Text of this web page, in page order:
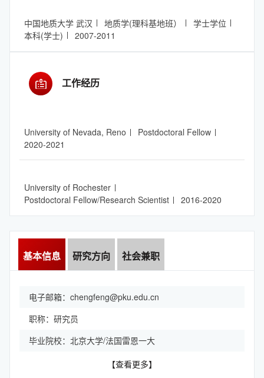
中国地质大学 武汉 地质学(理科基地班）
学士学位
本科(学士)
2007-2011
工作经历
University of Nevada, Reno
Postdoctoral Fellow
2020-2021
University of Rochester
Postdoctoral Fellow/Research Scientist
2016-2020
基本信息 研究方向 社会兼职
【查看更多】
电子邮箱： chengfeng@pku.edu.cn
职称：研究员
毕业院校：北京大学/法国雷恩一大